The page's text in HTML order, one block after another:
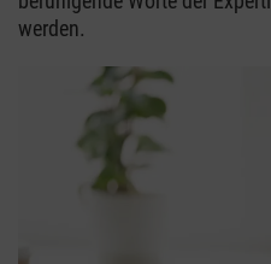
werden.